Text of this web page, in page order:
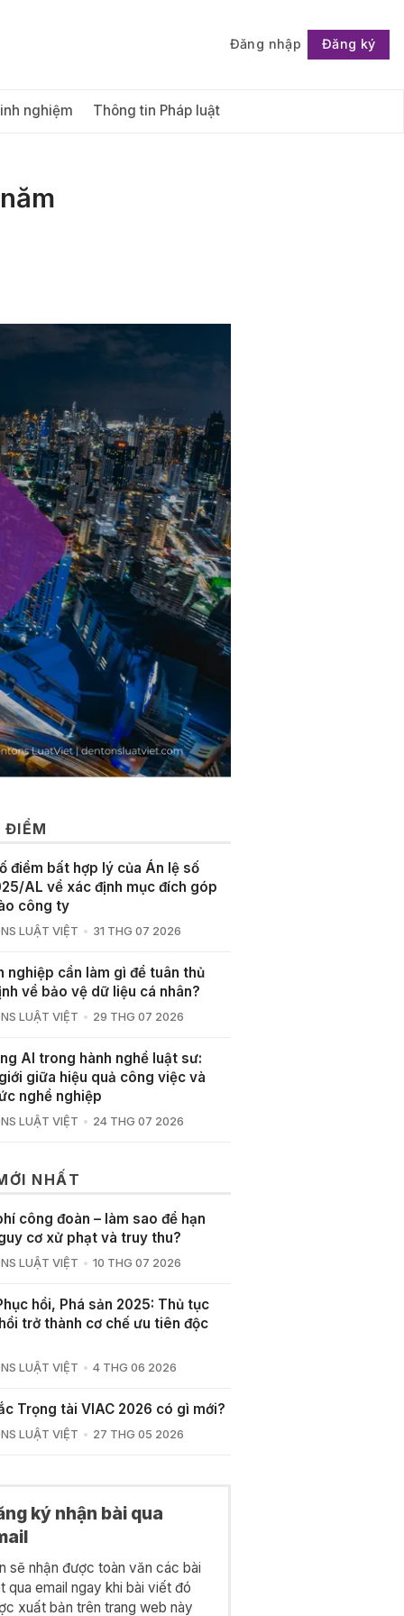
Đăng nhập Đăng ký
nghiệm Thông tin Pháp luật
Follow
ĐIỂM
điểm bất hợp lý của Án lệ số
AL về xác định mục đích góp
công ty
LUẬT VIỆT 31 THG 07 2026
nghiệp cần làm gì để tuân thủ
về bảo vệ dữ liệu cá nhân?
LUẬT VIỆT 29 THG 07 2026
AI trong hành nghề luật sư:
giữa hiệu quả công việc và
nghề nghiệp
LUẬT VIỆT 24 THG 07 2026
NHẤT
công đoàn – làm sao để hạn
cơ xử phạt và truy thu?
LUẬT VIỆT 10 THG 07 2026
hồi, Phá sản 2025: Thủ tục
trở thành cơ chế ưu tiên độc
LUẬT VIỆT 4 THG 06 2026
Trọng tài VIAC 2026 có gì mới?
LUẬT VIỆT 27 THG 05 2026
ký nhận bài qua
sẽ nhận được toàn văn các bài
qua email ngay khi bài viết đó
xuất bản trên trang web này